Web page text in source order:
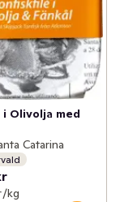
Olivolja med
Catarina
/kg